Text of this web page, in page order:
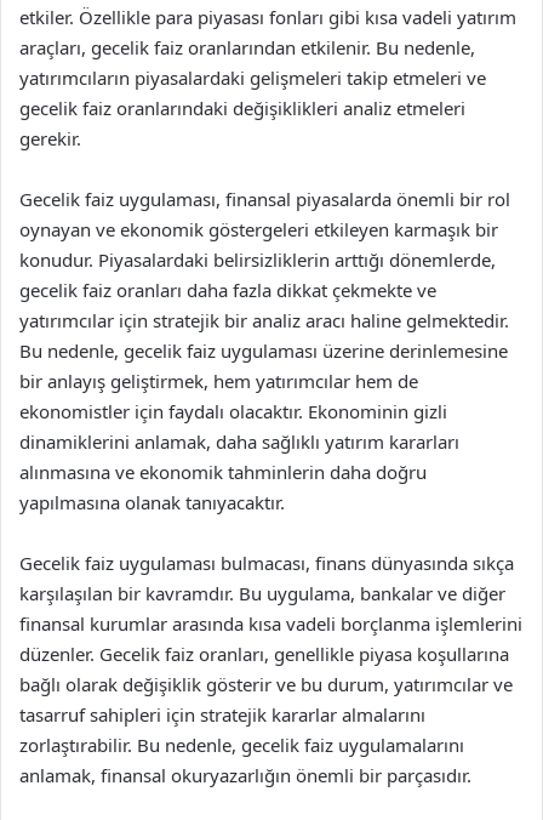
etkiler. Özellikle para piyasası fonları gibi kısa vadeli yatırım
araçları, gecelik faiz oranlarından etkilenir. Bu nedenle,
yatırımcıların piyasalardaki gelişmeleri takip etmeleri ve
gecelik faiz oranlarındaki değişiklikleri analiz etmeleri
gerekir.
Gecelik faiz uygulaması, finansal piyasalarda önemli bir rol
oynayan ve ekonomik göstergeleri etkileyen karmaşık bir
konudur. Piyasalardaki belirsizliklerin arttığı dönemlerde,
gecelik faiz oranları daha fazla dikkat çekmekte ve
yatırımcılar için stratejik bir analiz aracı haline gelmektedir.
Bu nedenle, gecelik faiz uygulaması üzerine derinlemesine
bir anlayış geliştirmek, hem yatırımcılar hem de
ekonomistler için faydalı olacaktır. Ekonominin gizli
dinamiklerini anlamak, daha sağlıklı yatırım kararları
alınmasına ve ekonomik tahminlerin daha doğru
yapılmasına olanak tanıyacaktır.
Gecelik faiz uygulaması bulmacası, finans dünyasında sıkça
karşılaşılan bir kavramdır. Bu uygulama, bankalar ve diğer
finansal kurumlar arasında kısa vadeli borçlanma işlemlerini
düzenler. Gecelik faiz oranları, genellikle piyasa koşullarına
bağlı olarak değişiklik gösterir ve bu durum, yatırımcılar ve
tasarruf sahipleri için stratejik kararlar almalarını
zorlaştırabilir. Bu nedenle, gecelik faiz uygulamalarını
anlamak, finansal okuryazarlığın önemli bir parçasıdır.